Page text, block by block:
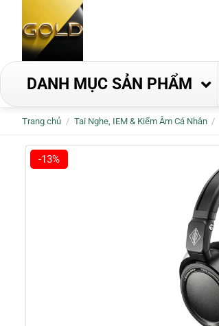
dung
DANH MỤC SẢN PHẨM
Trang chủ / Tai Nghe, IEM & Kiểm Âm Cá Nhân /
-13%